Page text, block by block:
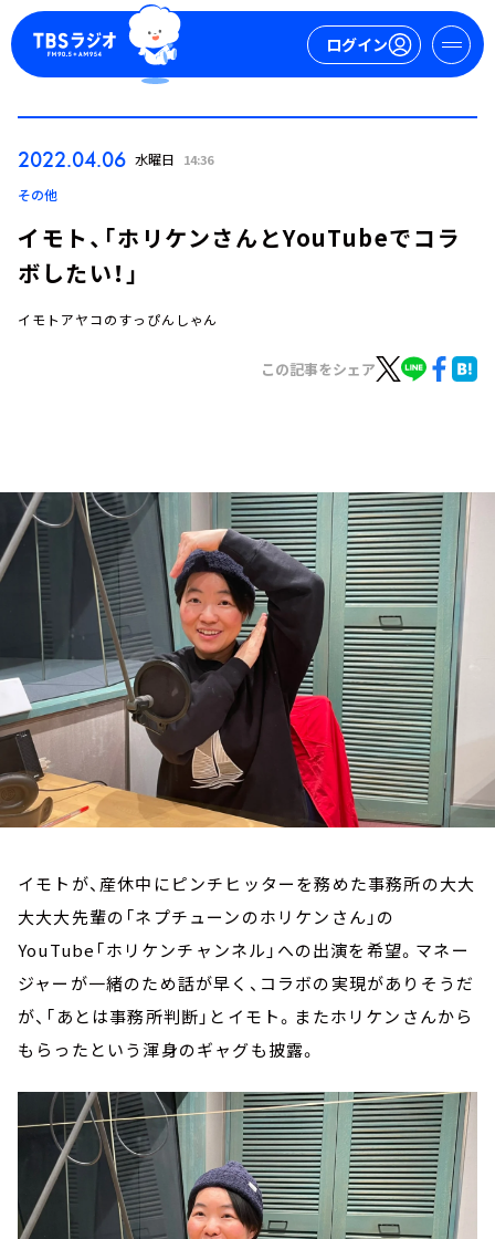
ログイン
お知らせ
イベント・グッズ
YouTube
会社情報
2022.04.06 水曜日 14:36
その他
イモト、「ホリケンさんとYouTubeでコラ
ボしたい！」
イモトアヤコのすっぴんしゃん
この記事をシェア
イモトが、産休中にピンチヒッターを務めた事務所の大大
大大大先輩の「ネプチューンのホリケンさん」の
YouTube「ホリケンチャンネル」への出演を希望。マネー
ジャーが一緒のため話が早く、コラボの実現がありそうだ
が、「あとは事務所判断」とイモト。またホリケンさんから
もらったという渾身のギャグも披露。